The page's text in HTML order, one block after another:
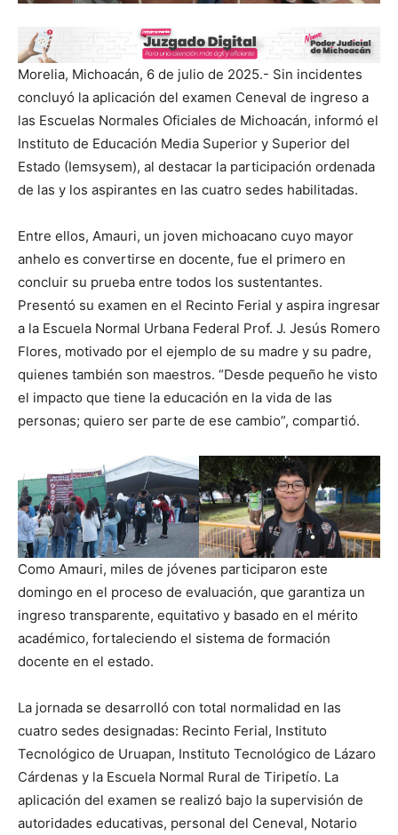
Morelia, Michoacán, 6 de julio de 2025.- Sin incidentes
concluyó la aplicación del examen Ceneval de ingreso a
las Escuelas Normales Oficiales de Michoacán, informó el
Instituto de Educación Media Superior y Superior del
Estado (Iemsysem), al destacar la participación ordenada
de las y los aspirantes en las cuatro sedes habilitadas.
Entre ellos, Amauri, un joven michoacano cuyo mayor
anhelo es convertirse en docente, fue el primero en
concluir su prueba entre todos los sustentantes.
Presentó su examen en el Recinto Ferial y aspira ingresar
a la Escuela Normal Urbana Federal Prof. J. Jesús Romero
Flores, motivado por el ejemplo de su madre y su padre,
quienes también son maestros. “Desde pequeño he visto
el impacto que tiene la educación en la vida de las
personas; quiero ser parte de ese cambio”, compartió.
Como Amauri, miles de jóvenes participaron este
domingo en el proceso de evaluación, que garantiza un
ingreso transparente, equitativo y basado en el mérito
académico, fortaleciendo el sistema de formación
docente en el estado.
La jornada se desarrolló con total normalidad en las
cuatro sedes designadas: Recinto Ferial, Instituto
Tecnológico de Uruapan, Instituto Tecnológico de Lázaro
Cárdenas y la Escuela Normal Rural de Tiripetío. La
aplicación del examen se realizó bajo la supervisión de
autoridades educativas, personal del Ceneval, Notario